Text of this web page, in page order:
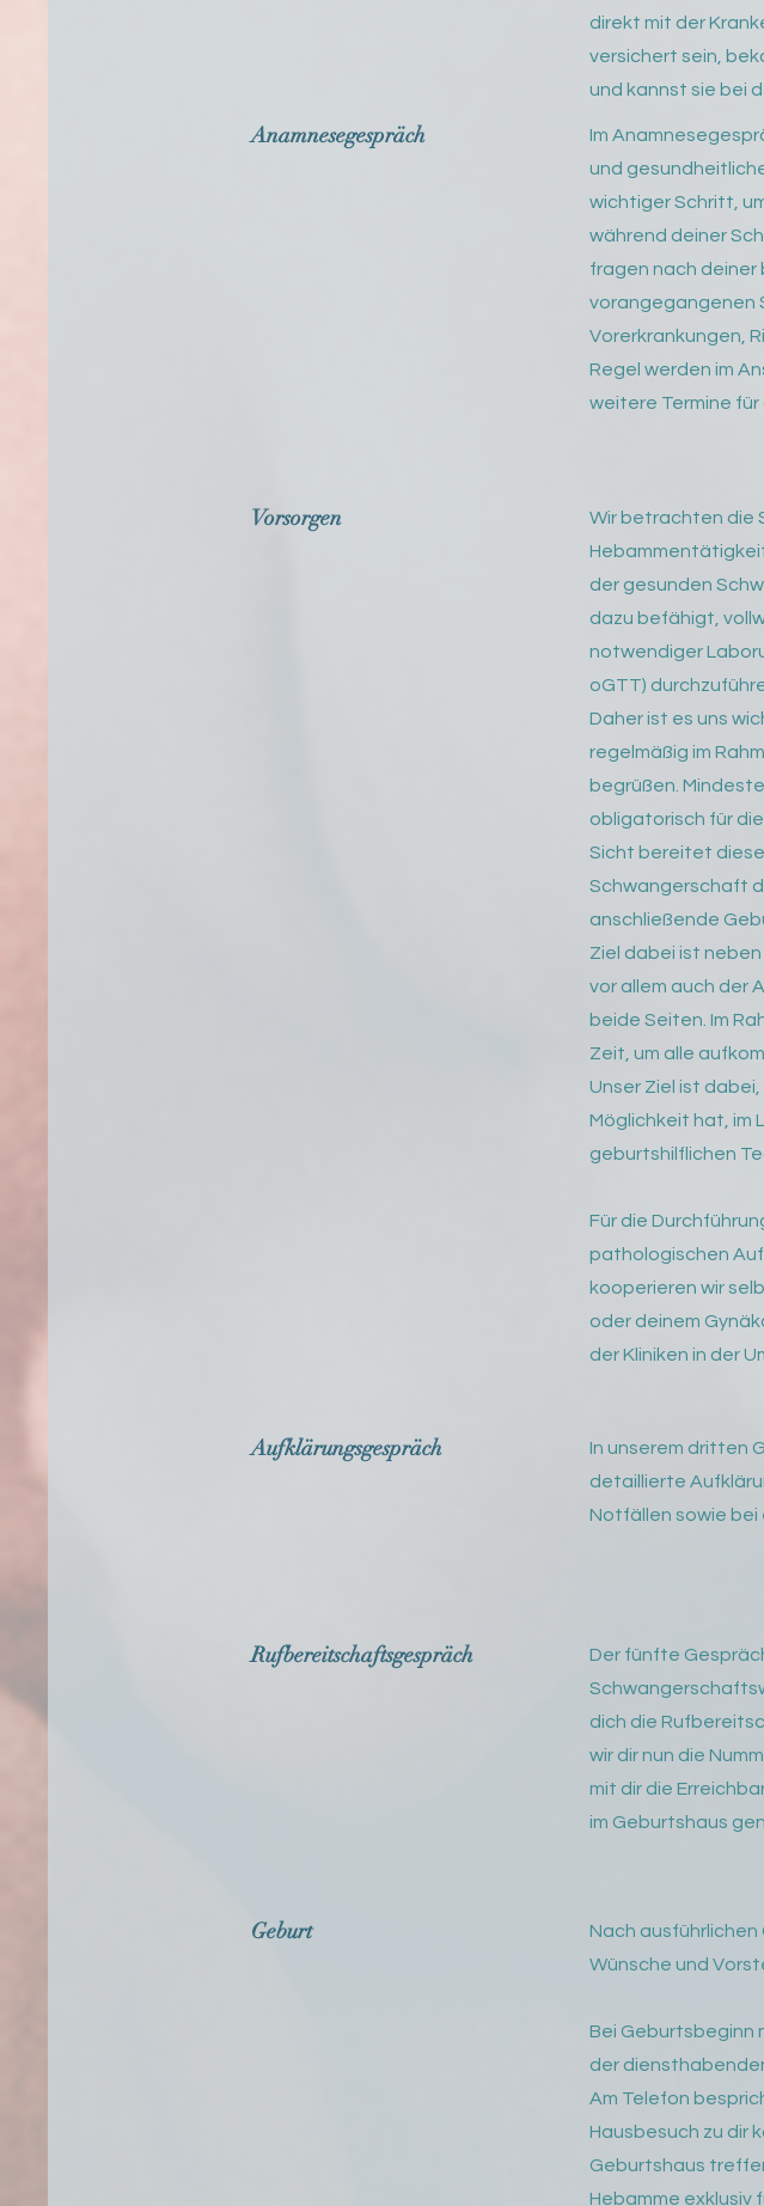
direkt mit der
versichert sein,
und kannst sie bei
Anamnesegespräch
Im
und
wichtiger Schritt,
während deiner
fragen nach
vorangegangenen
Vorerkrankungen,
Regel werden im
weitere Termine
Vorsorgen
Wir betrachten die
der gesunden
dazu befähigt,
notwendiger
oGTT)
Daher ist es uns
regelmäßig im
begrüßen.
obligatorisch für
Sicht bereitet
Schwangerschaft
anschließende
Ziel dabei ist
vor allem auch der
beide Seiten. Im
Zeit, um alle
Unser Ziel ist
Möglichkeit hat, im
geburtshilflichen
Für die
pathologischen
kooperieren wir
oder deinem
der Kliniken in der
Aufklärungsgespräch
In unserem dritten
detaillierte
Notfällen sowie bei
Rufbereitschaftsgespräch
Der fünfte
dich die
wir dir nun die
mit dir die
im Geburtshaus
Geburt
Nach
Wünsche und
Bei Geburtsbeginn
der
Am Telefon
Hausbesuch zu dir
Geburtshaus
Hebamme exklusiv